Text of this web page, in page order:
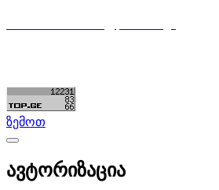
ზემოთ
ავტორიზაცია